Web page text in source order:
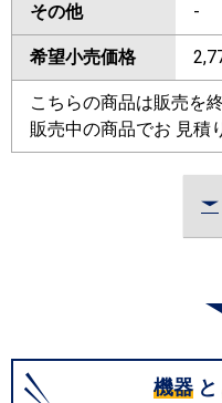
その他 -
希望小売価格
こちらの商品は販売を
販売中の商品でお 見積
機器 と